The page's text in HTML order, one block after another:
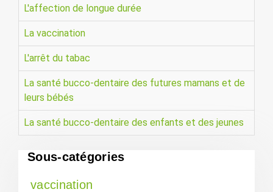
L'affection de longue durée
La vaccination
L'arrêt du tabac
La santé bucco-dentaire des futures mamans et de
leurs bébés
La santé bucco-dentaire des enfants et des jeunes
Sous-catégories
vaccination